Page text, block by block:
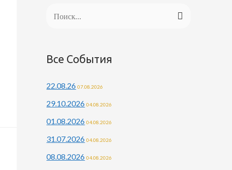
т
:
Все События
22.08.26 07.08.2026
29.10.2026 04.08.2026
01.08.2026 04.08.2026
31.07.2026 04.08.2026
08.08.2026 04.08.2026